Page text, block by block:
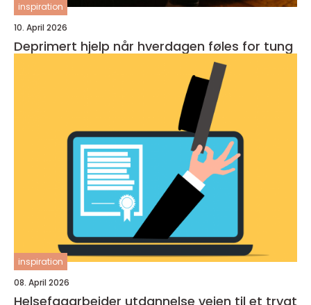
inspiration
10. April 2026
Deprimert hjelp når hverdagen føles for tung
inspiration
08. April 2026
Helsefagarbeider utdannelse veien til et trygt